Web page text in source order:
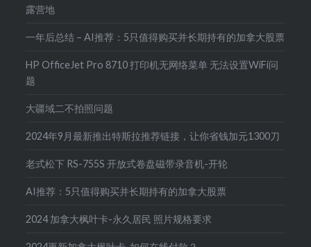
露营地
一年后总结 – AI推荐：5只值得购买并长期持有的加拿大股票
HP OfficeJet Pro 8710 打印机无网络菜单 无法设置WiFi问
题
大疆域二不拍照问题
2024年9月最新推出特斯拉推荐链接，让你省钱加元1300刀
老式松下 RS-755S 开放式卷盘磁带录音机-开轮
AI推荐：5只值得购买并长期持有的加拿大股票
2024 加拿大枫叶卡-永久居民 照片规格要求